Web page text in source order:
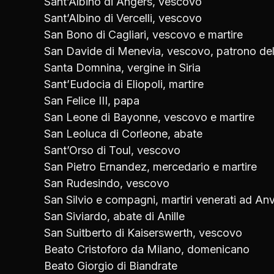
Sant’Albino di Vercelli, vescovo
San Bono di Cagliari, vescovo e martire
San Davide di Menevia, vescovo, patrono
Santa Domnina, vergine in Siria
Sant’Eudocia di Eliopoli, martire
San Felice III, papa
San Leone di Bayonne, vescovo e martire
San Leoluca di Corleone, abate
Sant’Orso di Toul, vescovo
San Pietro Ernandez, mercedario e martire
San Rudesindo, vescovo
San Silvio e compagni, martiri venerati ad
San Siviardo, abate di Anille
San Suitberto di Kaiserswerth, vescovo
Beato Cristoforo da Milano, domenicano
Beato Giorgio di Biandrate